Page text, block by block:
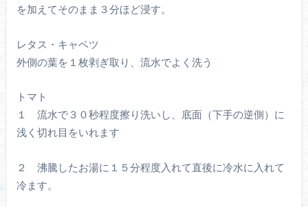
を加えてそのまま３分ほど浸す。
レタス・キャベツ
外側の葉を１枚剥ぎ取り、流水でよく洗う
トマト
１ 流水で３０秒程度擦り洗いし、底面（下手の逆側）に
浅く切れ目をいれます
２ 沸騰したお湯に１５分程度入れて直後に冷水に入れて
冷ます。